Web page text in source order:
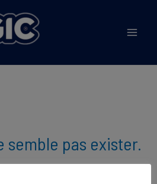
semble pas exister.